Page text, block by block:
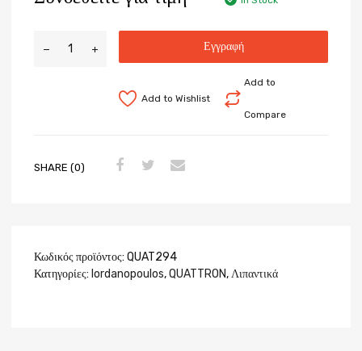
Εγγραφή
Add to
Compare
Add to Wishlist
SHARE (0)
Κωδικός προϊόντος: QUAT294
Κατηγορίες: Iordanopoulos,QUATTRON,Λιπαντικά